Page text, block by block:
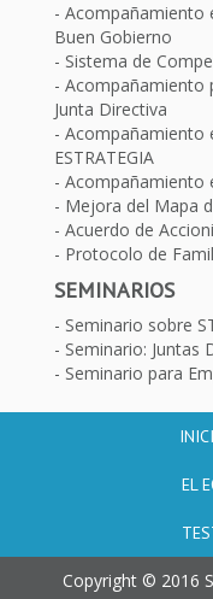
Acompañamiento
Buen Gobierno
Sistema de
Acompañamiento
Junta Directiva
Acompañamiento
ESTRATEGIA
Acompañamiento
Mejora del Mapa
Acuerdo de
Protocolo de
SEMINARIOS
Seminario sobre
Seminario: Juntas
Seminario para
EL
Copyright © 2016